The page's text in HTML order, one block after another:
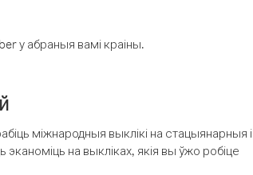
у абраныя вамі краіны.
міжнародныя выклікі на стацыянарныя і
на выкліках, якія вы ўжо робіце